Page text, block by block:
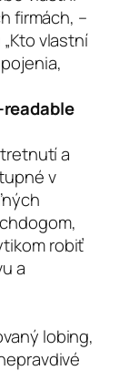
firmách, –
vlastní
a
v
robiť
a
lobing,